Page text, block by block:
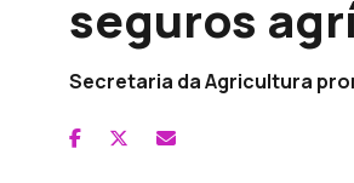
seguros
Secretaria da Agricultura